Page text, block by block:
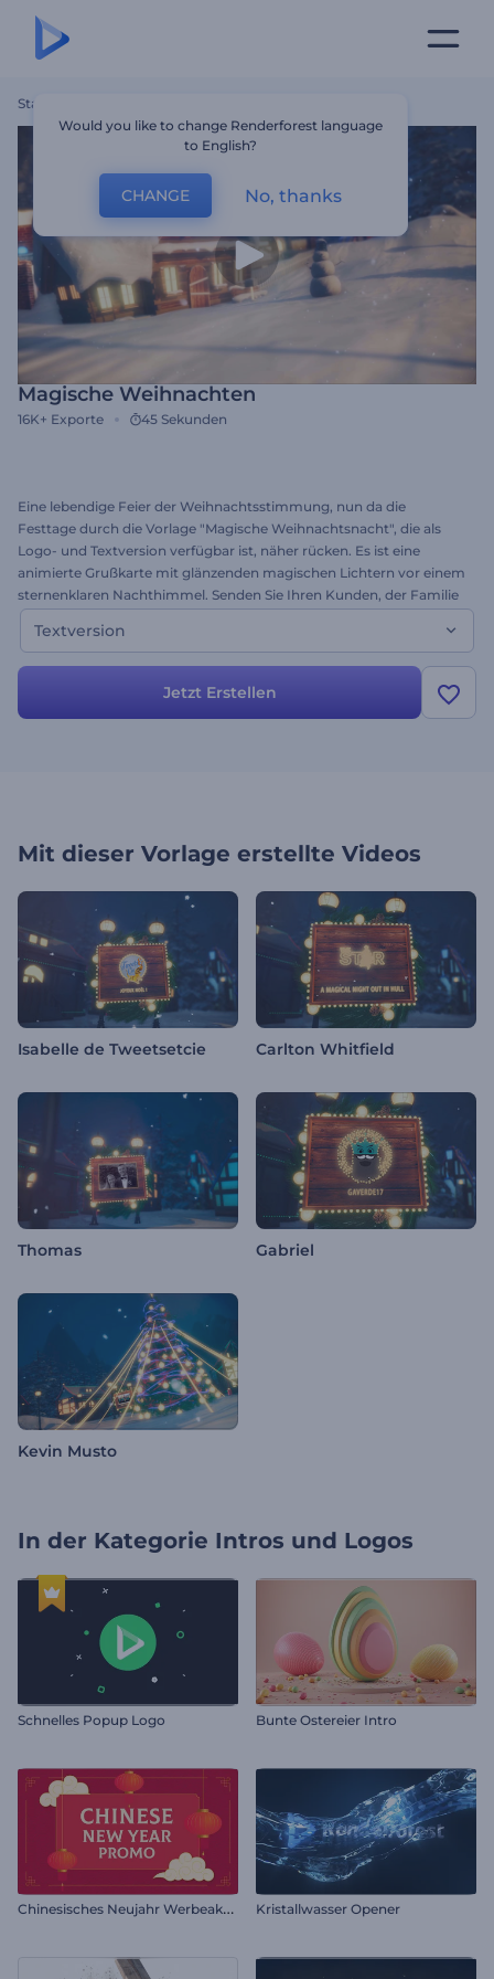
Startseite
Magische Weihnachten
16K+ Exporte 45 Sekunden
Eine lebendige Feier der Weihnachtsstimmung, nun da die
Festtage durch die Vorlage "Magische Weihnachtsnacht", die als
Logo- und Textversion verfügbar ist, näher rücken. Es ist eine
animierte Grußkarte mit glänzenden magischen Lichtern vor einem
sternenklaren Nachthimmel. Senden Sie Ihren Kunden, der Familie
und Freunden einen Liebesdienst. Schreiben Sie einfach Ihren
eigenen Text und rendern Sie. Testen Sie die Textversion dieser
Textversion
Jetzt Erstellen
Mit dieser Vorlage erstellte Videos
Isabelle de Tweetsetcie Carlton Whitfield
Thomas Gabriel
Kevin Musto
In der Kategorie Intros und Logos
Schnelles Popup Logo Bunte Ostereier Intro
C
hinesisches Neujahr Werbeaktion Kristallwasser Opener
Would you like to change Renderforest language
to English?
CHANGE No, thanks